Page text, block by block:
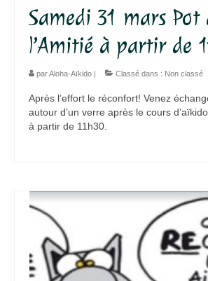
Samedi 31 mars Pot
l’Amitié à partir de
parAloha-Aïkido Classé dans : Non classé
Après l’effort le réconfort! Venez
autour d’un verre après le cours
à partir de 11h30.